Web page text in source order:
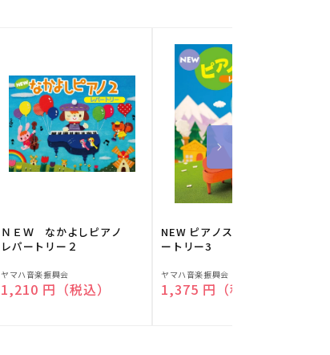
ＮＥＷ なかよしピアノ
レパートリー２
販
売
ヤマハ音楽振興会
通常価格
1,210 円（税込）
NEW ピアノスタディ レパ
ートリー3
販
売
ヤマハ音楽振興会
通常価格
1,375 円（税込）